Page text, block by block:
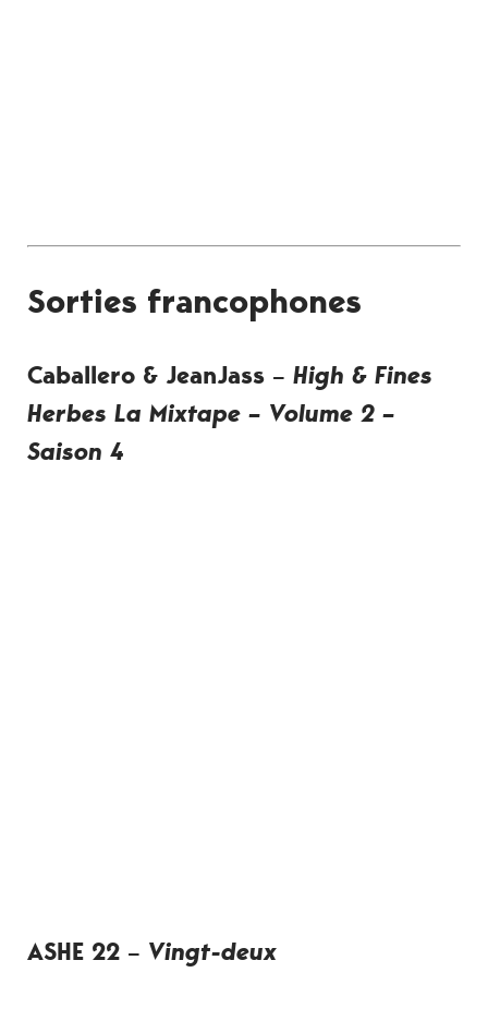
Sorties francophones
Caballero & JeanJass – High & Fines
Herbes La Mixtape – Volume 2 –
Saison 4
ASHE 22 – Vingt-deux